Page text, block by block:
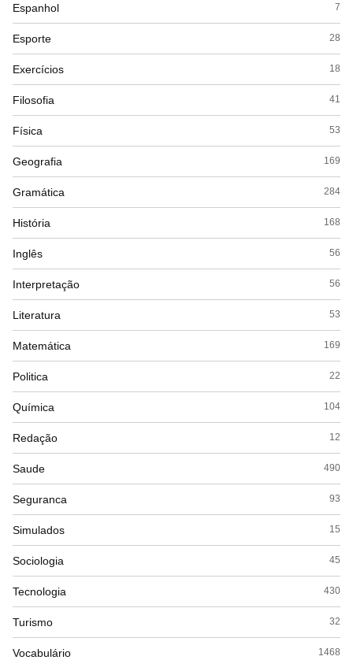
Espanhol 7
Esporte 28
Exercícios 18
Filosofia 41
Física 53
Geografia 169
Gramática 284
História 168
Inglês 56
Interpretação 56
Literatura 53
Matemática 169
Politica 22
Química 104
Redação 12
Saude 490
Seguranca 93
Simulados 15
Sociologia 45
Tecnologia 430
Turismo 32
Vocabulário 1468